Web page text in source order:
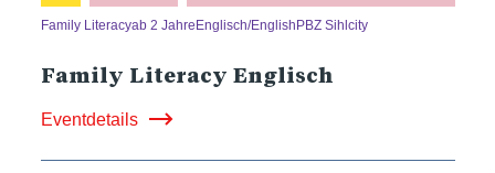
Family Literacyab 2 Jahre Englisch/English PBZ Sihlcity
Family Literacy Englisch
Eventdetails